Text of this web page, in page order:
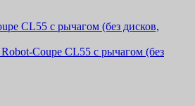
Coupe CL55 с рычагом (без